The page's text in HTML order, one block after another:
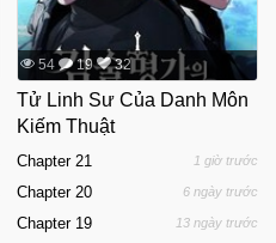
54 19 32
Tử Linh Sư Của Danh Môn
Kiếm Thuật
Chapter 21 1 giờ trước
Chapter 20 6 ngày trước
Chapter 19 13 ngày trước